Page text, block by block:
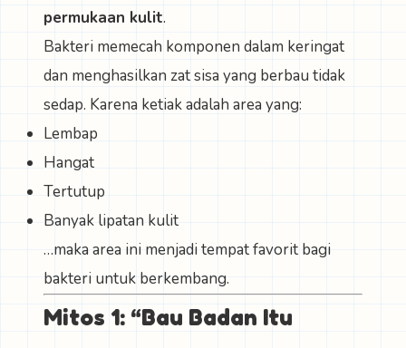
permukaan kulit.
Bakteri memecah komponen dalam keringat
dan menghasilkan zat sisa yang berbau tidak
sedap. Karena ketiak adalah area yang:
Lembap
Hangat
Tertutup
Banyak lipatan kulit
…maka area ini menjadi tempat favorit bagi
bakteri untuk berkembang.
Mitos 1: “Bau Badan Itu